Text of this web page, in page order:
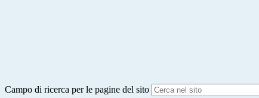
Campo di ricerca per le pagine del sito